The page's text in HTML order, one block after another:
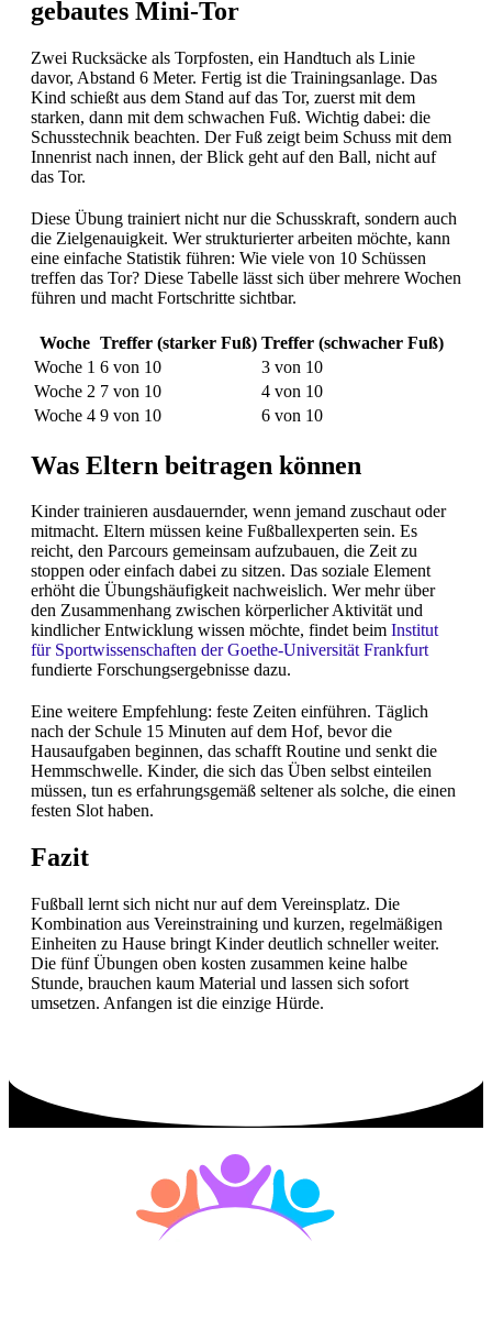
gebautes Mini-Tor
Zwei Rucksäcke als Torpfosten, ein Handtuch als Linie
davor, Abstand 6 Meter. Fertig ist die Trainingsanlage. Das
Kind schießt aus dem Stand auf das Tor, zuerst mit dem
starken, dann mit dem schwachen Fuß. Wichtig dabei: die
Schusstechnik beachten. Der Fuß zeigt beim Schuss mit dem
Innenrist nach innen, der Blick geht auf den Ball, nicht auf
das Tor.
Diese Übung trainiert nicht nur die Schusskraft, sondern auch
die Zielgenauigkeit. Wer strukturierter arbeiten möchte, kann
eine einfache Statistik führen: Wie viele von 10 Schüssen
treffen das Tor? Diese Tabelle lässt sich über mehrere Wochen
führen und macht Fortschritte sichtbar.
Woche Treffer (starker Fuß) Treffer (schwacher Fuß)
Woche 1 6 von 10
3 von 10
Woche 2 7 von 10
4 von 10
Woche 4 9 von 10 6 von 10
Was Eltern beitragen können
Kinder trainieren ausdauernder, wenn jemand zuschaut oder
mitmacht. Eltern müssen keine Fußballexperten sein. Es
reicht, den Parcours gemeinsam aufzubauen, die Zeit zu
stoppen oder einfach dabei zu sitzen. Das soziale Element
erhöht die Übungshäufigkeit nachweislich. Wer mehr über
den Zusammenhang zwischen körperlicher Aktivität und
kindlicher Entwicklung wissen möchte, findet beim Institut
für Sportwissenschaften der Goethe-Universität Frankfurt
fundierte Forschungsergebnisse dazu.
Eine weitere Empfehlung: feste Zeiten einführen. Täglich
nach der Schule 15 Minuten auf dem Hof, bevor die
Hausaufgaben beginnen, das schafft Routine und senkt die
Hemmschwelle. Kinder, die sich das Üben selbst einteilen
müssen, tun es erfahrungsgemäß seltener als solche, die einen
festen Slot haben.
Fazit
Fußball lernt sich nicht nur auf dem Vereinsplatz. Die
Kombination aus Vereinstraining und kurzen, regelmäßigen
Einheiten zu Hause bringt Kinder deutlich schneller weiter.
Die fünf Übungen oben kosten zusammen keine halbe
Stunde, brauchen kaum Material und lassen sich sofort
umsetzen. Anfangen ist die einzige Hürde.